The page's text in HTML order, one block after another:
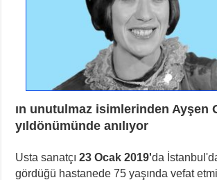
ın unutulmaz isimlerinden Ayşen
yıldönümünde anılıyor
Usta sanatçı23 Ocak 2019'da
gördüğü hastanede 75 yaşında vefat